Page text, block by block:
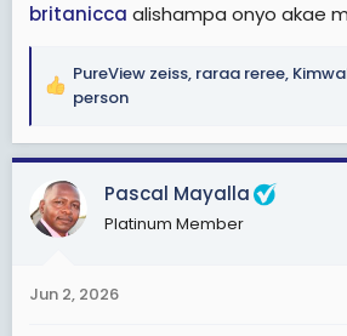
britanicca alishampa onyo akae
R
a
c
t
i
o
s
PureView zeiss, raraa reree,
person
Pascal Mayalla
Platinum Member
Jun 2, 2026